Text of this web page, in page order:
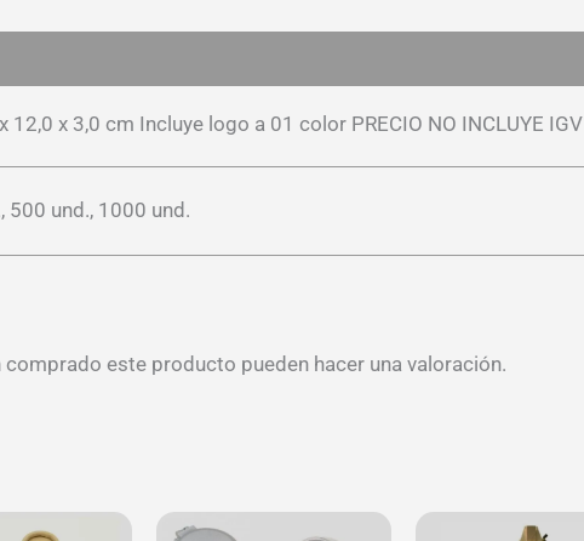
x 3,0 cm Incluye logo a 01 color PRECIO NO INCLUYE IGV
500 und., 1000 und.
este producto pueden hacer una valoración.